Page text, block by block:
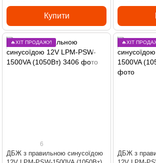
Купити
🔥ХІТ ПРОДАЖУ!
6
ДБЖ з правильною синусоїдою
🔥ХІТ
ДБЖ з